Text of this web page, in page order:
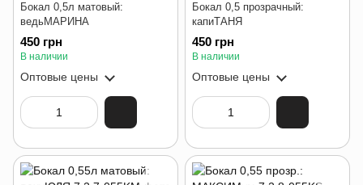
Бокал 0,5л матовый:
ведьМАРИНА
450 грн
В наличии
Оптовые цены
Бокал 0,5 прозрачный:
капиТАНЯ
450 грн
В наличии
Оптовые цены